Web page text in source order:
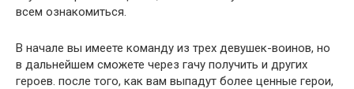
всем ознакомиться.
В начале вы имеете команду из трех девушек-воинов, но
в дальнейшем сможете через гачу получить и других
героев. после того, как вам выпадут более ценные герои,